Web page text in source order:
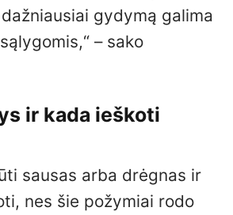
gydymą galima
– sako
ir kada ieškoti
sausas arba drėgnas ir
nes šie požymiai rodo